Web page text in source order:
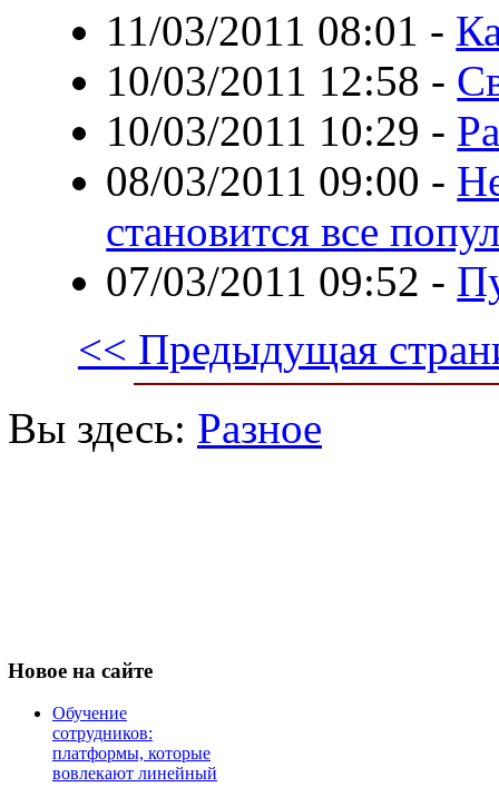
11/03/2011 08:01 -
10/03/2011 12:58 -
10/03/2011 10:29 -
08/03/2011 09:00 -
становится все
07/03/2011 09:52 -
<< Предыдущая
Вы здесь: Разное
Новое на сайте
Обучение
сотрудников:
платформы, которые
вовлекают линейный